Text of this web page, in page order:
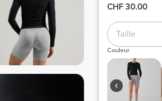
CHF 30.00
Taille
Couleur